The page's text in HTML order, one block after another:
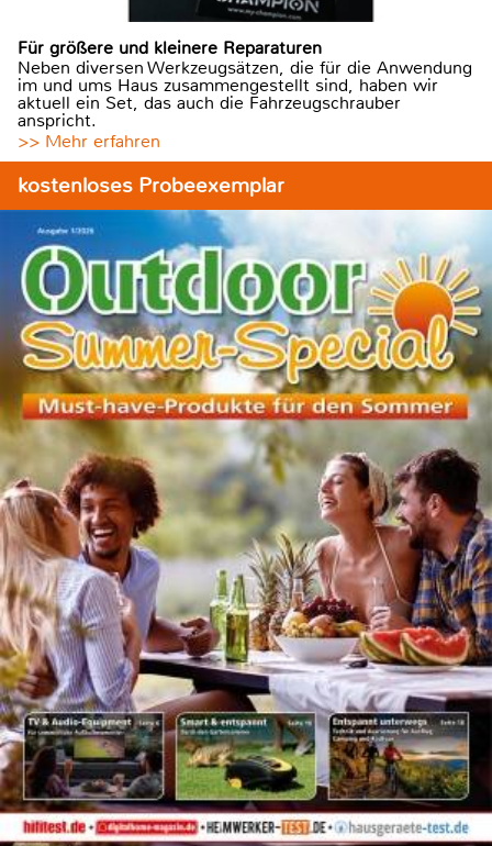
Für größere und kleinere Reparaturen
Neben diversen Werkzeugsätzen, die für die Anwendung
im und ums Haus zusammengestellt sind, haben wir
aktuell ein Set, das auch die Fahrzeugschrauber
anspricht.
>> Mehr erfahren
kostenloses Probeexemplar